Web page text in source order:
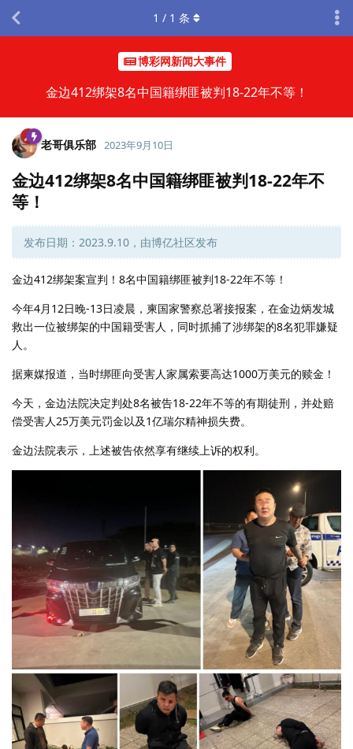
博彩网新闻大事件
金边412绑架8名中国籍绑匪被判18-22年不等！
1 / 1 条
老哥俱乐部 2023年9月10日
金边412绑架8名中国籍绑匪被判18-22年不
等！
发布日期：2023.9.10，由博亿社区发布
金边412绑架案宣判！8名中国籍绑匪被判18-22年不等！
今年4月12日晚-13日凌晨，柬国家警察总署接报案，在金边炳发城
救出一位被绑架的中国籍受害人，同时抓捕了涉绑架的8名犯罪嫌疑
人。
据柬媒报道，当时绑匪向受害人家属索要高达1000万美元的赎金！
今天，金边法院决定判处8名被告18-22年不等的有期徒刑，并处赔
偿受害人25万美元罚金以及1亿瑞尔精神损失费。
金边法院表示，上述被告依然享有继续上诉的权利。